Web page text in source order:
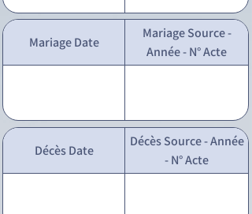
Mariage Date
Mariage Source -
Année - N° Acte
Décès Date
Décès Source - Année
- N° Acte